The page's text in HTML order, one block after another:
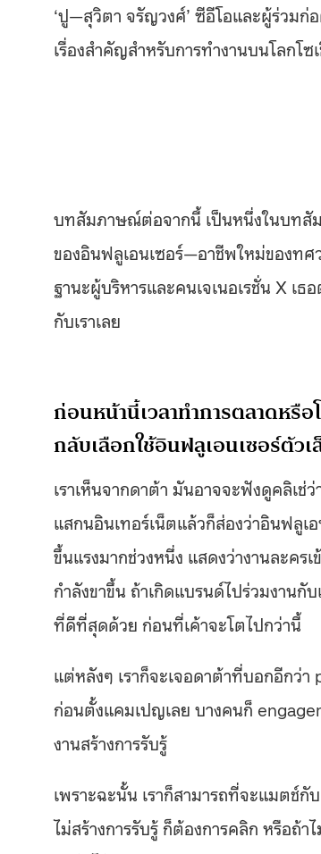
‘ปู—สุวิตา จรัญวงศ์’ ซีอีโอและผู้ร่วมก่
เรื่องสำคัญสำหรับการทำงานบนโลกโ
บทสัมภาษณ์ต่อจากนี้ เป็นหนึ่งในบทสัม
ของอินฟลูเอนเซอร์—อาชีพใหม่ของทศ
ฐานะผู้บริหารและคนเจเนอเรชั่น X เ
กับเราเลย
ก่อนหน้านี้เวลาทำการตลาดห
กลับเลือกใช้อินฟลูเอนเซอร์ตัว
เราเห็นจากดาต้า มันอาจจะฟังดูคลิเ
แสกนอินเทอร์เน็ตแล้วก็ส่องว่าอินฟลูเ
ขึ้นแรงมากช่วงหนึ่ง แสดงว่างานละคร
กำลังขาขึ้น ถ้าเกิดแบรนด์ไปร่วมงานกั
ที่ดีที่สุดด้วย ก่อนที่เค้าจะโตไปกว่านี้
แต่หลังๆ เราก็จะเจอดาต้าที่บอกอีกว่
ก่อนตั้งแคมเปญเลย บางคนก็
งานสร้างการรับรู้
เพราะฉะนั้น เราก็สามารถที่จะแมตช์กั
ไม่สร้างการรับรู้ ก็ต้องการคลิก หรือถ้